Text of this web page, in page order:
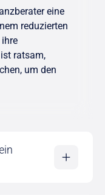
eine
reduzierten
ratsam,
um den